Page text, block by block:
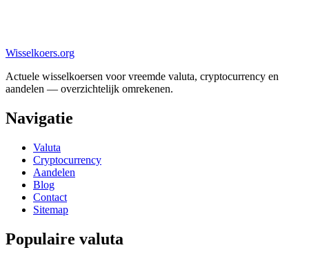
Wisselkoers.org
Actuele wisselkoersen voor vreemde valuta, cryptocurrency en
aandelen — overzichtelijk omrekenen.
Navigatie
Valuta
Cryptocurrency
Aandelen
Blog
Contact
Sitemap
Populaire valuta